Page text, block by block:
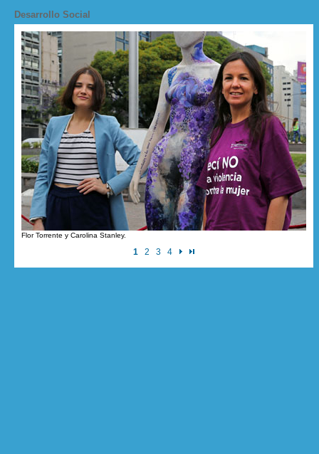
Desarrollo Social
Flor Torrente y Carolina Stanley.
1 2 3 4